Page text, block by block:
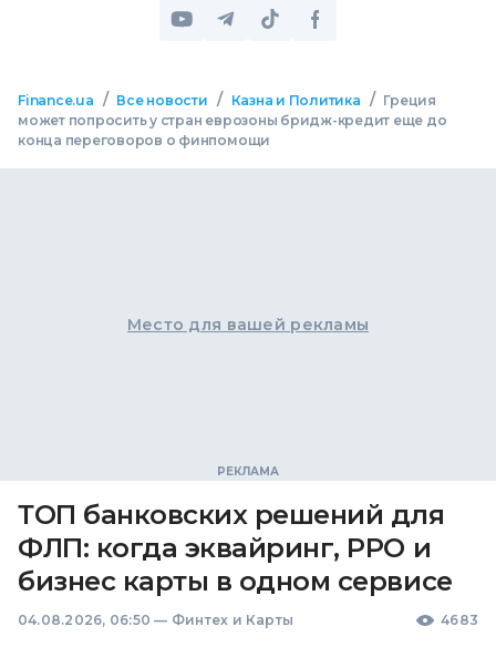
Finance.ua / Все новости / Казна и Политика / Греция
может попросить у стран еврозоны бридж-кредит еще до
конца переговоров о финпомощи
Место для вашей рекламы
ТОП банковских решений для
ФЛП: когда эквайринг, РРО и
бизнес карты в одном сервисе
04.08.2026, 06:50 — Финтех и Карты 4683